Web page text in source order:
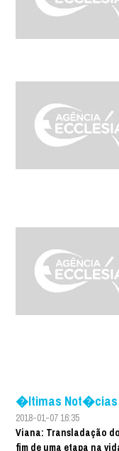
�ltimas Not�cias
2018-01-07 16:35
Viana: Transladação
fim de uma etapa na